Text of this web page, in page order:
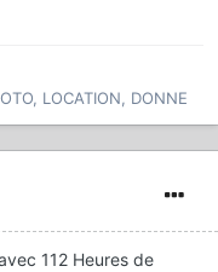
LOCATION, DONNE
112 Heures de